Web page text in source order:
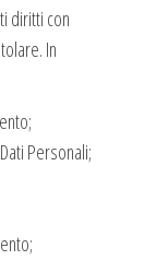
diritti con
In
Personali;